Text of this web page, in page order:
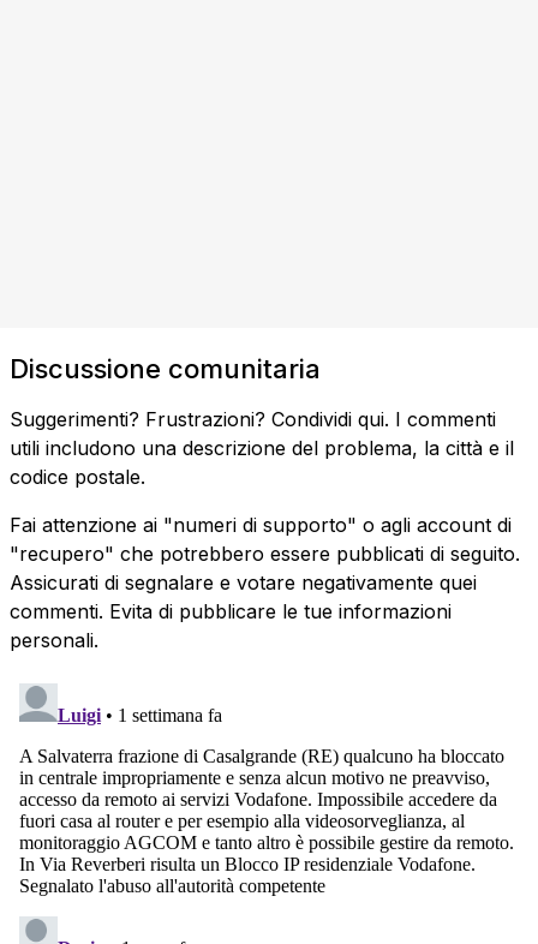
Discussione comunitaria
Suggerimenti? Frustrazioni? Condividi qui. I commenti
utili includono una descrizione del problema, la città e il
codice postale.
Fai attenzione ai "numeri di supporto" o agli account di
"recupero" che potrebbero essere pubblicati di seguito.
Assicurati di segnalare e votare negativamente quei
commenti. Evita di pubblicare le tue informazioni
personali.